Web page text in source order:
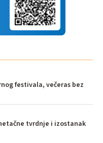
festivala, večeras bez
tvrdnje i izostanak